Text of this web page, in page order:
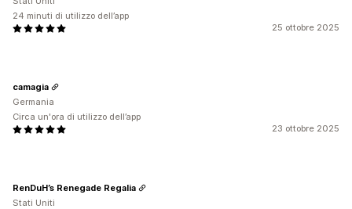
25 ottobre 2025
24 minuti di utilizzo dell’app
23 ottobre 2025
camagia
Germania
Circa un'ora di utilizzo dell’app
RenDuH’s Renegade Regalia
Stati Uniti